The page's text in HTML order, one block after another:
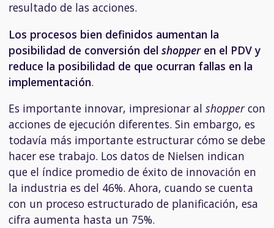
resultado de las acciones.
Los procesos bien definidos aumentan la
posibilidad de conversión del shopperen el PDV y
reduce la posibilidad de que ocurran fallas en la
implementación.
Es importante innovar, impresionar al shoppercon
acciones de ejecución diferentes. Sin embargo, es
todavía más importante estructurar cómo se debe
hacer ese trabajo. Los datos de Nielsen indican
que el índice promedio de éxito de innovación en
la industria es del 46%. Ahora, cuando se cuenta
con un proceso estructurado de planificación, esa
cifra aumenta hasta un 75%.